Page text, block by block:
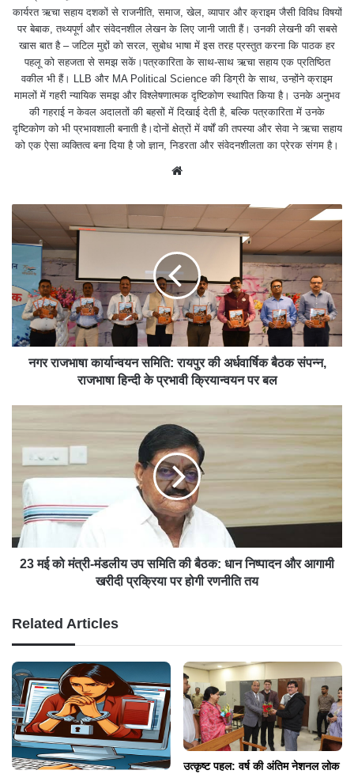
कार्यरत ऋचा सहाय दशकों से राजनीति, समाज, खेल, व्यापार और क्राइम जैसी विविध विषयों
पर बेबाक, तथ्यपूर्ण और संवेदनशील लेखन के लिए जानी जाती हैं। उनकी लेखनी की सबसे
खास बात है – जटिल मुद्दों को सरल, सुबोध भाषा में इस तरह प्रस्तुत करना कि पाठक हर
पहलू को सहजता से समझ सकें।पत्रकारिता के साथ-साथ ऋचा सहाय एक प्रतिष्ठित
वकील भी हैं। LLB और MA Political Science की डिग्री के साथ, उन्होंने क्राइम
मामलों में गहरी न्यायिक समझ और विश्लेषणात्मक दृष्टिकोण स्थापित किया है। उनके अनुभव
की गहराई न केवल अदालतों की बहसों में दिखाई देती है, बल्कि पत्रकारिता में उनके
दृष्टिकोण को भी प्रभावशाली बनाती है।दोनों क्षेत्रों में वर्षों की तपस्या और सेवा ने ऋचा सहाय
को एक ऐसा व्यक्तित्व बना दिया है जो ज्ञान, निडरता और संवेदनशीलता का प्रेरक संगम है।
e
नगर राजभाषा कार्यान्वयन समिति: रायपुर की अर्धवार्षिक बैठक संपन्न,
राजभाषा हिन्दी के प्रभावी क्रियान्वयन पर बल
23 मई को मंत्री-मंडलीय उप समिति की बैठक: धान निष्पादन और आगामी
खरीदी प्रक्रिया पर होगी रणनीति तय
Related Articles
उत्कृष्ट पहल: वर्ष की अंतिम नेशनल लोक